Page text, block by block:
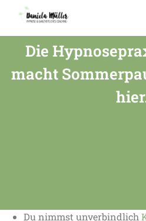
Die
macht
Du nimmst unverbindlich